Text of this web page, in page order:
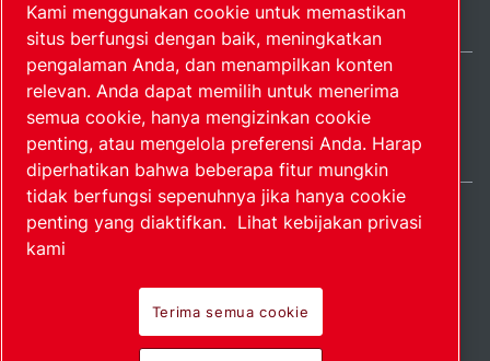
Peta situsKelola preferensi© 2026 Hak Cipta.
Indonesia / IN
Produk perintis.
Kami menggunakan cookie untuk memastikan
situs berfungsi dengan baik, meningkatkan
pengalaman Anda, dan menampilkan konten
relevan. Anda dapat memilih untuk menerima
semua cookie, hanya mengizinkan cookie
penting, atau mengelola preferensi Anda. Harap
diperhatikan bahwa beberapa fitur mungkin
tidak berfungsi sepenuhnya jika hanya cookie
penting yang diaktifkan. Lihat kebijakan privasi
kami
Terima semua cookie